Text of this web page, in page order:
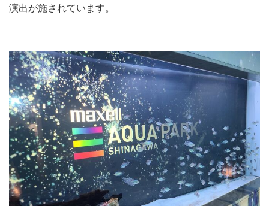
演出が施されています。